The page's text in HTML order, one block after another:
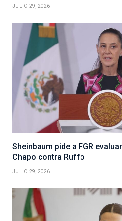
JULIO 29, 2026
Sheinbaum pide a FGR
Chapo contra Ruffo
JULIO 29, 2026